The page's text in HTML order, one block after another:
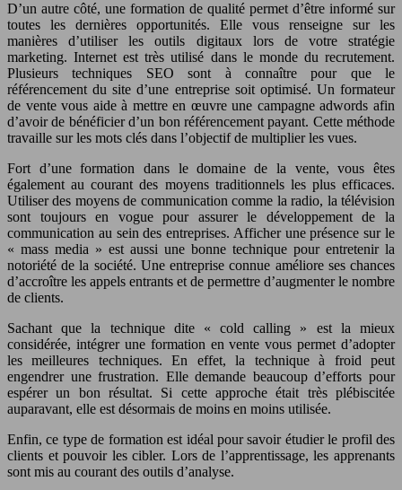
D’un autre côté, une formation de qualité permet d’être informé sur
toutes les dernières opportunités. Elle vous renseigne sur les
manières d’utiliser les outils digitaux lors de votre stratégie
marketing. Internet est très utilisé dans le monde du recrutement.
Plusieurs techniques SEO sont à connaître pour que le
référencement du site d’une entreprise soit optimisé. Un formateur
de vente vous aide à mettre en œuvre une campagne adwords afin
d’avoir de bénéficier d’un bon référencement payant. Cette méthode
travaille sur les mots clés dans l’objectif de multiplier les vues.
Fort d’une formation dans le domaine de la vente, vous êtes
également au courant des moyens traditionnels les plus efficaces.
Utiliser des moyens de communication comme la radio, la télévision
sont toujours en vogue pour assurer le développement de la
communication au sein des entreprises. Afficher une présence sur le
« mass media » est aussi une bonne technique pour entretenir la
notoriété de la société. Une entreprise connue améliore ses chances
d’accroître les appels entrants et de permettre d’augmenter le nombre
de clients.
Sachant que la technique dite « cold calling » est la mieux
considérée, intégrer une formation en vente vous permet d’adopter
les meilleures techniques. En effet, la technique à froid peut
engendrer une frustration. Elle demande beaucoup d’efforts pour
espérer un bon résultat. Si cette approche était très plébiscitée
auparavant, elle est désormais de moins en moins utilisée.
Enfin, ce type de formation est idéal pour savoir étudier le profil des
clients et pouvoir les cibler. Lors de l’apprentissage, les apprenants
sont mis au courant des outils d’analyse.